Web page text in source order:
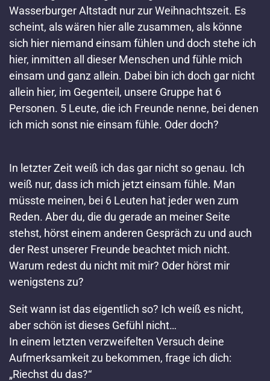
Wasserburger Altstadt nur zur Weihnachtszeit. Es
scheint, als wären hier alle zusammen, als könne
sich hier niemand einsam fühlen und doch stehe ich
hier, inmitten all dieser Menschen und fühle mich
einsam und ganz allein. Dabei bin ich doch gar nicht
allein hier, im Gegenteil, unsere Gruppe hat 6
Personen. 5 Leute, die ich Freunde nenne, bei denen
ich mich sonst nie einsam fühle. Oder doch?
In letzter Zeit weiß ich das gar nicht so genau. Ich
weiß nur, dass ich mich jetzt einsam fühle. Man
müsste meinen, bei 6 Leuten hat jeder wen zum
Reden. Aber du, die du gerade an meiner Seite
stehst, hörst einem anderen Gespräch zu und auch
der Rest unserer Freunde beachtet mich nicht.
Warum redest du nicht mit mir? Oder hörst mir
wenigstens zu?
Seit wann ist das eigentlich so? Ich weiß es nicht,
aber schön ist dieses Gefühl nicht…
In einem letzten verzweifelten Versuch deine
Aufmerksamkeit zu bekommen, frage ich dich:
„Riechst du das?“